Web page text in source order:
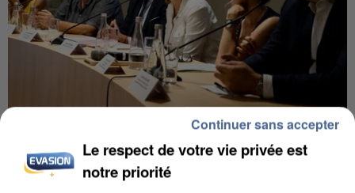
INCENDIES : L’ÎLE-DE-FRANCE LANCE UN ÉLAN
DE SOLIDARITÉ AVEC LES...
Le respect de votre vie privée est
notre priorité
Continuer sans accepter